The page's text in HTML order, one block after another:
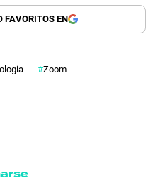
FAVORITOS EN
Zoom